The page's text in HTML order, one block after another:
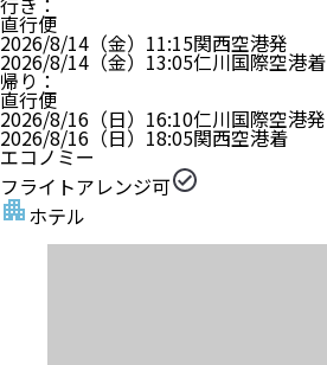
直行便
2026/8/14（金） 11:15関西空港発
2026/8/14（金） 13:05仁川国際空港着
帰り ：
直行便
2026/8/16（日） 16:10仁川国際空港発
2026/8/16（日） 18:05関西空港着
エコノミー
フライトアレンジ可
ホテル